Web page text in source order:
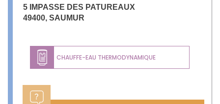
5 IMPASSE DES PATUREAUX
49400, SAUMUR
CHAUFFE-EAU THERMODYNAMIQUE